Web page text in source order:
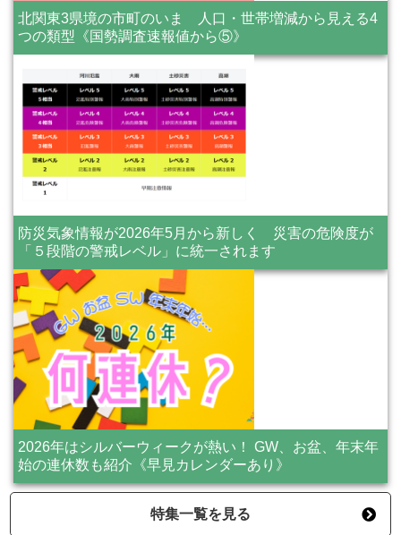
北関東3県境の市町のいま 人口・世帯増減から見える4
つの類型《国勢調査速報値から⑤》
防災気象情報が2026年5月から新しく 災害の危険度が
「５段階の警戒レベル」に統一されます
2026年はシルバーウィークが熱い！ GW、お盆、年末年
始の連休数も紹介《早見カレンダーあり》
特集一覧を見る